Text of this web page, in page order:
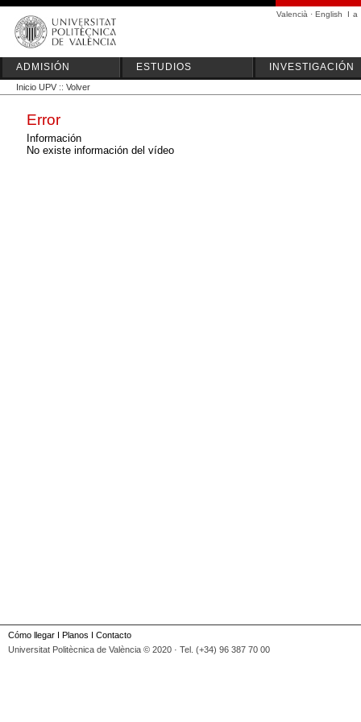
Valencià · English I a
ADMISIÓN ESTUDIOS INVESTIGACIÓN
Inicio UPV :: Volver
Error
Información
No existe información del vídeo
Cómo llegar I Planos I Contacto
Universitat Politècnica de València © 2020 · Tel. (+34) 96 387 70 00